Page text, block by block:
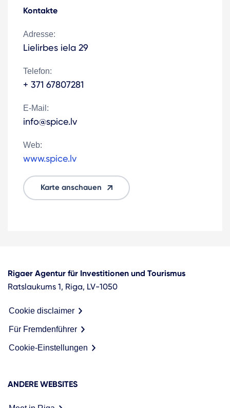
Kontakte
Adresse:
Lielirbes iela 29
Telefon:
+ 371 67807281
E-Mail:
info@spice.lv
Web:
www.spice.lv
Karte anschauen
Rigaer Agentur für Investitionen und Tourismus
Ratslaukums 1, Riga, LV-1050
Cookie disclaimer
Für Fremdenführer
Cookie-Einstellungen
ANDERE WEBSITES